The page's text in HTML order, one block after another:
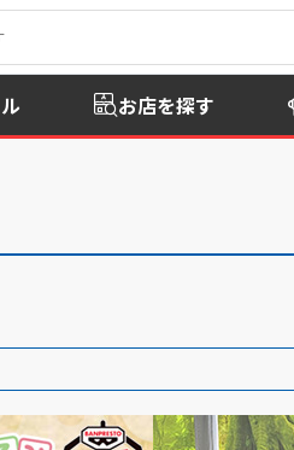
お店を探す